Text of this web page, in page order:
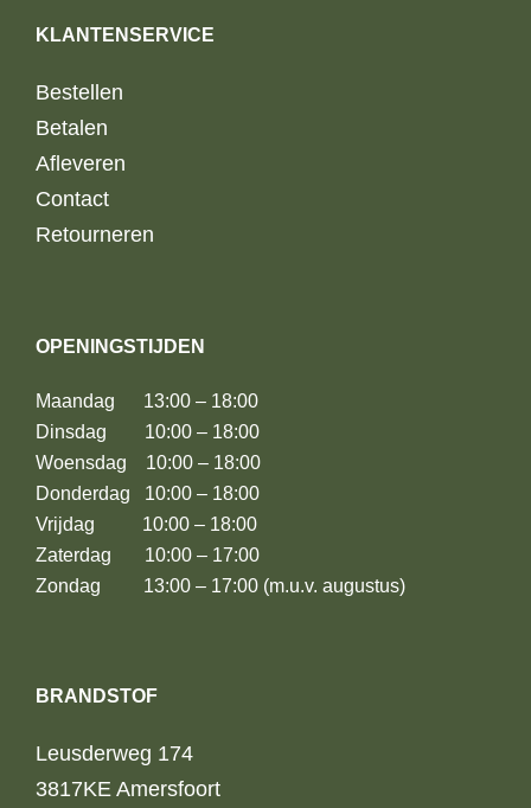
KLANTENSERVICE
Bestellen
Betalen
Afleveren
Contact
Retourneren
OPENINGSTIJDEN
Maandag 13:00 – 18:00
Dinsdag 10:00 – 18:00
Woensdag 10:00 – 18:00
Donderdag 10:00 – 18:00
Vrijdag 10:00 – 18:00
Zaterdag 10:00 – 17:00
Zondag 13:00 – 17:00 (m.u.v. augustus)
BRANDSTOF
Leusderweg 174
3817KE Amersfoort